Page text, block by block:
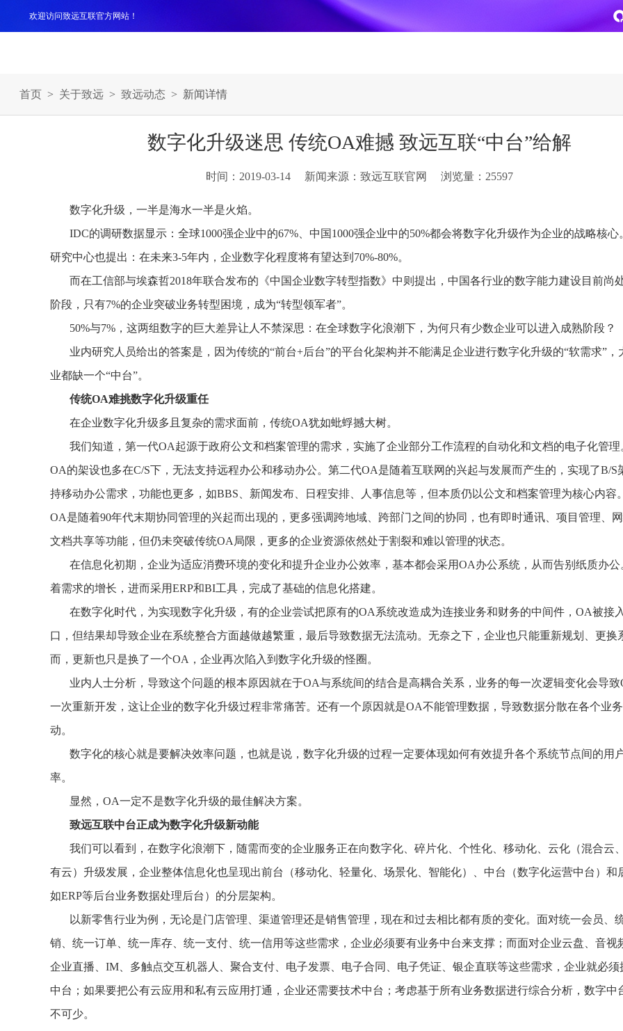
欢迎访问致远互联官方网站！
新一代AI智能体家族
协同运营与业务创新深度融合
信创
安全可控的信创 全面适配 助力专精特新企业实力进
点线面结合，安全风险管控新策略 数智驱动，全域穿透
人业财一体化
首页 > 关于致远 > 致远动态 > 新闻详情
数字化升级迷思 传统OA难撼 致远互联“中台”给解
时间：2019-03-14 新闻来源：致远互联官网 浏览量：25597
数字化升级，一半是海水一半是火焰。
IDC的调研数据显示：全球1000强企业中的67%、中国1000强企业中的50%都会将数字化升级作为企业的战略核心
研究中心也提出：在未来3-5年内，企业数字化程度将有望达到70%-80%。
而在工信部与埃森哲2018年联合发布的《中国企业数字转型指数》中则提出，中国各行业的数字能力建设目前尚
阶段，只有7%的企业突破业务转型困境，成为“转型领军者”。
50%与7%，这两组数字的巨大差异让人不禁深思：在全球数字化浪潮下，为何只有少数企业可以进入成熟阶段？
业内研究人员给出的答案是，因为传统的“前台+后台”的平台化架构并不能满足企业进行数字化升级的“软需求”，
业都缺一个“中台”。
传统OA难挑数字化升级重任
在企业数字化升级多且复杂的需求面前，传统OA犹如蚍蜉撼大树。
我们知道，第一代OA起源于政府公文和档案管理的需求，实施了企业部分工作流程的自动化和文档的电子化管理
OA的架设也多在C/S下，无法支持远程办公和移动办公。第二代OA是随着互联网的兴起与发展而产生的，实现了B/S
持移动办公需求，功能也更多，如BBS、新闻发布、日程安排、人事信息等，但本质仍以公文和档案管理为核心内容
OA是随着90年代末期协同管理的兴起而出现的，更多强调跨地域、跨部门之间的协同，也有即时通讯、项目管理、网
文档共享等功能，但仍未突破传统OA局限，更多的企业资源依然处于割裂和难以管理的状态。
在信息化初期，企业为适应消费环境的变化和提升企业办公效率，基本都会采用OA办公系统，从而告别纸质办公
着需求的增长，进而采用ERP和BI工具，完成了基础的信息化搭建。
在数字化时代，为实现数字化升级，有的企业尝试把原有的OA系统改造成为连接业务和财务的中间件，OA被接
口，但结果却导致企业在系统整合方面越做越繁重，最后导致数据无法流动。无奈之下，企业也只能重新规划、更换
而，更新也只是换了一个OA，企业再次陷入到数字化升级的怪圈。
业内人士分析，导致这个问题的根本原因就在于OA与系统间的结合是高耦合关系，业务的每一次逻辑变化会导
一次重新开发，这让企业的数字化升级过程非常痛苦。还有一个原因就是OA不能管理数据，导致数据分散在各个业
动。
数字化的核心就是要解决效率问题，也就是说，数字化升级的过程一定要体现如何有效提升各个系统节点间的用
率。
显然，OA一定不是数字化升级的最佳解决方案。
致远互联中台正成为数字化升级新动能
我们可以看到，在数字化浪潮下，随需而变的企业服务正在向数字化、碎片化、个性化、移动化、云化（混合云
有云）升级发展，企业整体信息化也呈现出前台（移动化、轻量化、场景化、智能化）、中台（数字化运营中台）和
如ERP等后台业务数据处理后台）的分层架构。
以新零售行业为例，无论是门店管理、渠道管理还是销售管理，现在和过去相比都有质的变化。面对统一会员、
销、统一订单、统一库存、统一支付、统一信用等这些需求，企业必须要有业务中台来支撑；而面对企业云盘、音视
企业直播、IM、多触点交互机器人、聚合支付、电子发票、电子合同、电子凭证、银企直联等这些需求，企业就必须
中台；如果要把公有云应用和私有云应用打通，企业还需要技术中台；考虑基于所有业务数据进行综合分析，数字中
不可少。